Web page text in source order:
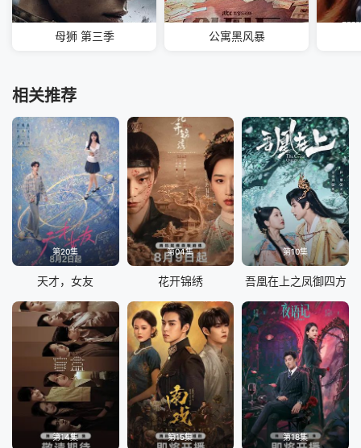
母狮 第三季 公寓黑风暴
相关推荐
第20集
天才，女友
第04集
花开锦绣
第10集
吾凰在上之凤御四方
第14集 第15集 第18集